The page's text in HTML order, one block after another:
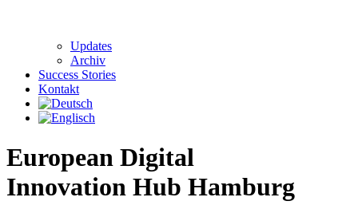
Updates
Archiv
Success Stories
Kontakt
European Digital
Innovation Hub Hamburg